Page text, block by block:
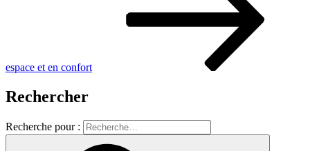
espace et en confort
Rechercher
Recherche pour :